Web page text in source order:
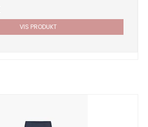
VIS PRODUKT